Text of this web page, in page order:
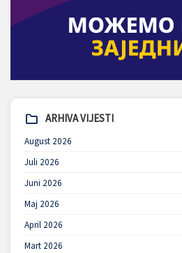
ARHIVA VIJESTI
August 2026
Juli 2026
Juni 2026
Maj 2026
April 2026
Mart 2026